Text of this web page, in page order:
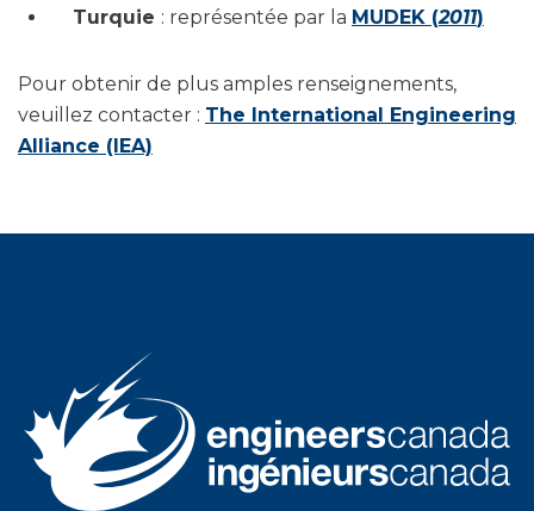
Turquie : représentée par la MUDEK (2011)
Pour obtenir de plus amples renseignements,
veuillez contacter : The International Engineering
Alliance (IEA)